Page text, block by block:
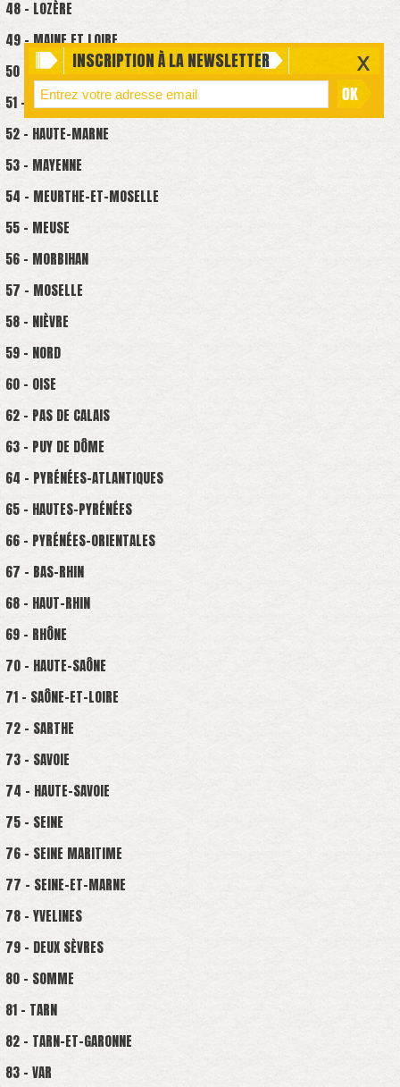
48 - LOZÈRE
49 - MAINE ET LOIRE
50 - MANCHE
51 - MARNE
52 - HAUTE-MARNE
53 - MAYENNE
54 - MEURTHE-ET-MOSELLE
55 - MEUSE
56 - MORBIHAN
57 - MOSELLE
58 - NIÈVRE
59 - NORD
60 - OISE
62 - PAS DE CALAIS
63 - PUY DE DÔME
64 - PYRÉNÉES-ATLANTIQUES
65 - HAUTES-PYRÉNÉES
66 - PYRÉNÉES-ORIENTALES
67 - BAS-RHIN
68 - HAUT-RHIN
69 - RHÔNE
70 - HAUTE-SAÔNE
71 - SAÔNE-ET-LOIRE
72 - SARTHE
73 - SAVOIE
74 - HAUTE-SAVOIE
75 - SEINE
76 - SEINE MARITIME
77 - SEINE-ET-MARNE
78 - YVELINES
79 - DEUX SÈVRES
80 - SOMME
81 - TARN
82 - TARN-ET-GARONNE
83 - VAR
INSCRIPTION À LA NEWSLETTER